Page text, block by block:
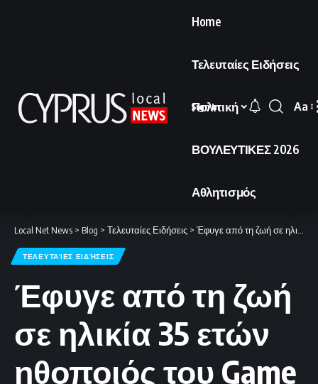
Home
Τελευταίες Ειδήσεις
Πολιτική
ΒΟΥΛΕΥΤΙΚΕΣ 2026
Αθλητισμός
Sign In
Font
Aa
Local Net News > Blog > Τελευταίες Ειδήσεις > Έφυγε από τη ζωή σε ηλικία 35 ετών ηθοποιός του Game of Thrones.
ΤΕΛΕΥΤΑΊΕΣ ΕΙΔΉΣΕΙΣ
Έφυγε από τη ζωή
σε ηλικία 35 ετών
ηθοποιός του Game